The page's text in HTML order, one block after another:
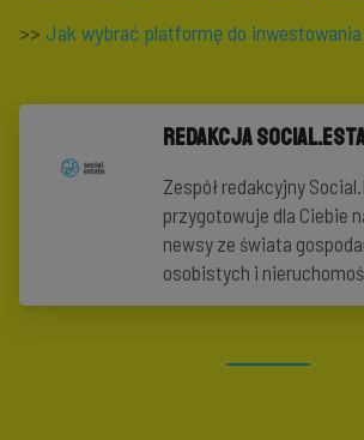
>> Jak wybrać platformę do
Redakcja
Zespół redakcyjny
przygotowuje dla Ciebie
newsy ze świata
osobistych i